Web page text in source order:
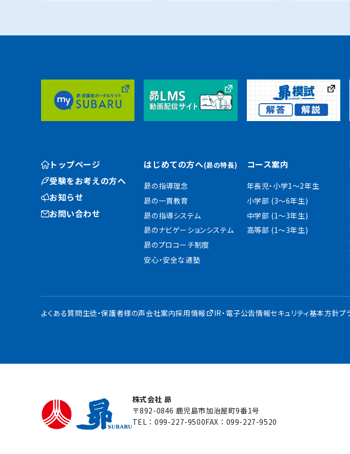
トップページ
受験をお考えの方へ
お知らせ
お問い合わせ
はじめての方へ(昴の特長)
昴の指導理念
昴の一貫教育
昴の指導システム
昴のナビゲーションシステム
昴のプロコーチ制度
安心・安全な通塾
コース案内
年長児・小学1〜2年生
小学部 (3〜6年生)
中学部 (1〜3年生)
高等部 (1〜3年生)
よくある質問生徒・保護者様の声会社案内採用情報 IR・電子公告情報セキュリティ基本方針プ
株式会社 昴
〒892-0846 鹿児島市加治屋町9番1号
TEL： 099-227-9500FAX：099-227-9520